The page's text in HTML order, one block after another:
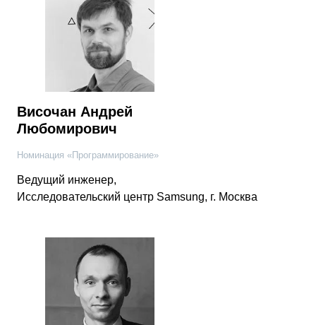
Височан Андрей
Любомирович
Номинация «Программирование»
Ведущий инженер,
Исследовательский центр Samsung, г. Москва